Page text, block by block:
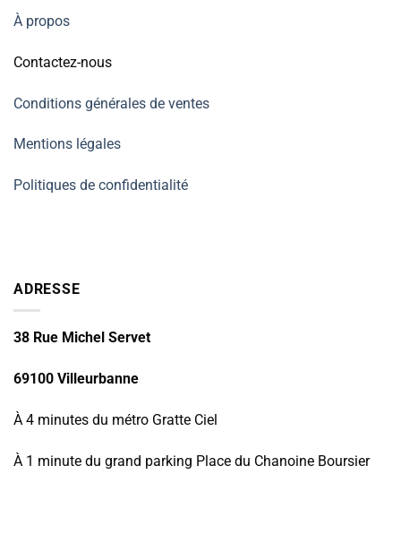
À propos
Contactez-nous
Conditions générales de ventes
Mentions légales
Politiques de confidentialité
ADRESSE
38 Rue Michel Servet
69100 Villeurbanne
À 4 minutes du métro Gratte Ciel
À 1 minute du grand parking Place du Chanoine Boursier